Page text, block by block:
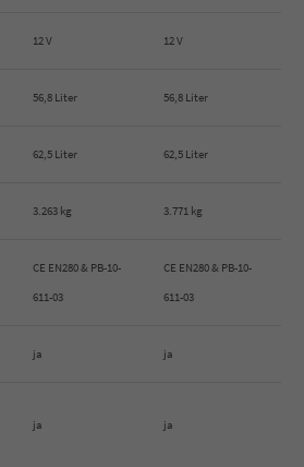
12 V 12 V
56,8 Liter 56,8 Liter
62,5 Liter 62,5 Liter
3.263 kg 3.771 kg
CE EN280 & PB-10-
611-03
CE EN280 & PB-10-
611-03
ja ja
ja ja